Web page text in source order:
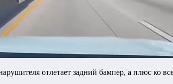
отлетает задний бампер, а плюс